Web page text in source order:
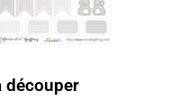
découper